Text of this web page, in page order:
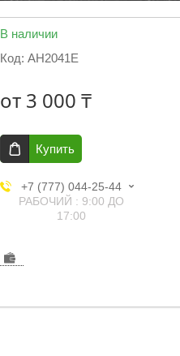
В наличии
Код: AH2041E
от 3 000 ₸
Купить
+7 (777) 044-25-44
РАБОЧИЙ : 9:00 ДО
17:00